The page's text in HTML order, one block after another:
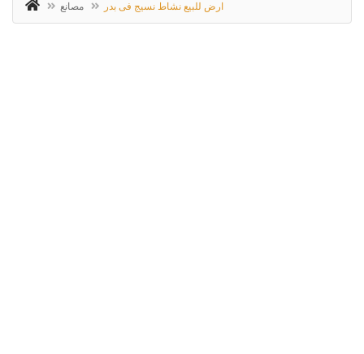
مصانع ارض للبيع نشاط نسيج فى بدر